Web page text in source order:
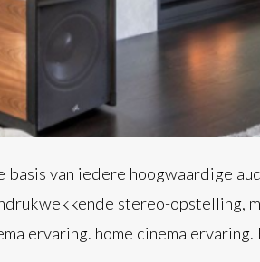
basis van iedere hoogwaardige
stereo-opstelling,
ervaring. home cinema